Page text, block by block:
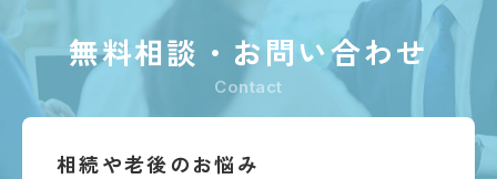
無料相談・お問い合わせ
contact
相続や老後のお悩み